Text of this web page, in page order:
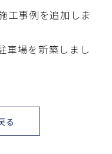
事例を追加しま
車場を新築しまし
る